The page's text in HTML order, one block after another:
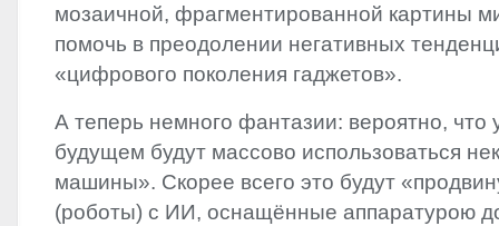
мозаичной, фрагментированной картины
помочь в преодолении негативных
«цифрового поколения гаджетов».
А теперь немного фантазии: вероятно, что
будущем будут массово использоваться
машины». Скорее всего это будут
(роботы) с ИИ, оснащённые аппаратурою